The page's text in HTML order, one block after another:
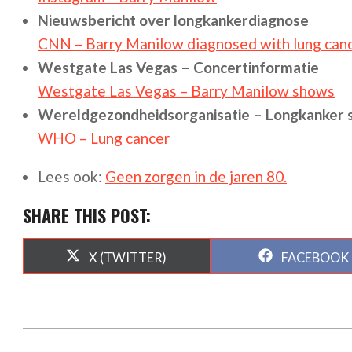
Nieuwsbericht over longkankerdiagnose
CNN – Barry Manilow diagnosed with lung
Westgate Las Vegas – Concertinformatie
Westgate Las Vegas – Barry Manilow shows
Wereldgezondheidsorganisatie – Longkanker
WHO – Lung cancer
Lees ook: Geen zorgen in de jaren 80.
SHARE THIS POST:
SHARE
ON
X (TWITTER)
SHARE
ON
FACEBOOK